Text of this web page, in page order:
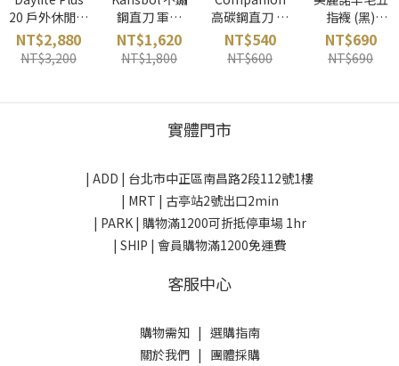
20 戶外休閒日
背包 (神秘白)
OSPREY 美國
NT$2,880
NT$3,200
鋼直刀 軍綠
MORAKNIV 瑞
典
NT$1,620
NT$1,800
高碳鋼直刀 軍
綠 Morakniv
瑞典
NT$540
NT$600
指襪 (黑)
Yamatune 日
本
NT$690
NT$690
實體門市
| ADD | 台北市中正區南昌路2段112號1樓
| MRT | 古亭站2號出口2min
| PARK | 購物滿1200可折抵停車場 1hr
| SHIP | 會員購物滿1200免運費
客服中心
購物需知| 選購指南
關於我們| 團體採購